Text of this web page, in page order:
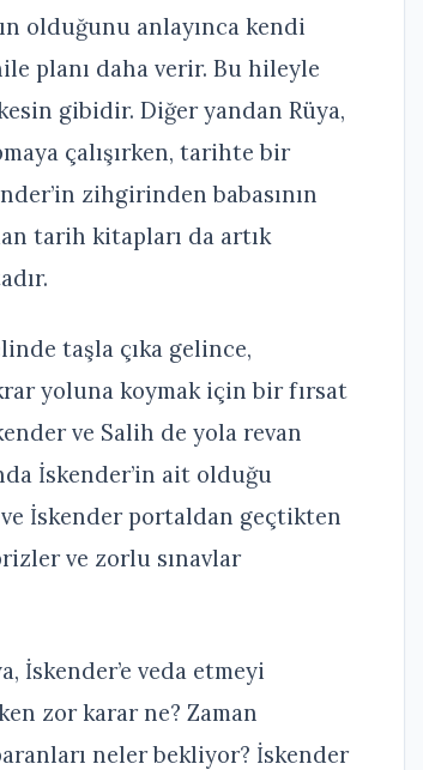
olduğunu anlayınca kendi
planı daha verir. Bu hileyle
gibidir. Diğer yandan Rüya,
çalışırken, tarihte bir
zihgirinden babasının
tarih kitapları da artık
taşla çıka gelince,
yoluna koymak için bir fırsat
ve Salih de yola revan
İskender’in ait olduğu
İskender portaldan geçtikten
ve zorlu sınavlar
İskender’e veda etmeyi
zor karar ne? Zaman
neler bekliyor? İskender